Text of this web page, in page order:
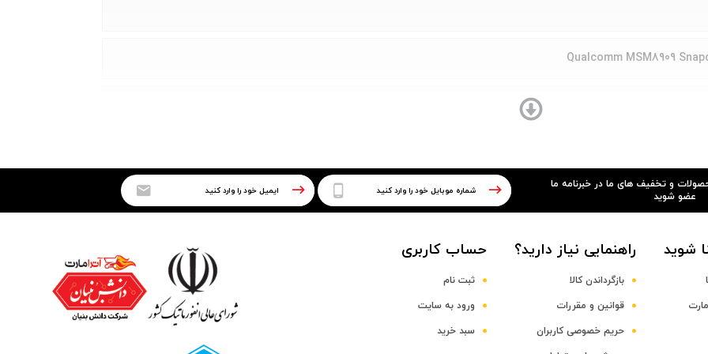
Qualcomm MSM8909
و تخفیف های ما در خبرنامه ما
عضو شوید
شوید راهنمایی نیاز دارید؟
بازگرداندن کالا
قوانین و مقررات
حریم خصوصی کاربران
حساب کاربری
ثبت نام
ورود به سایت
سبد خرید